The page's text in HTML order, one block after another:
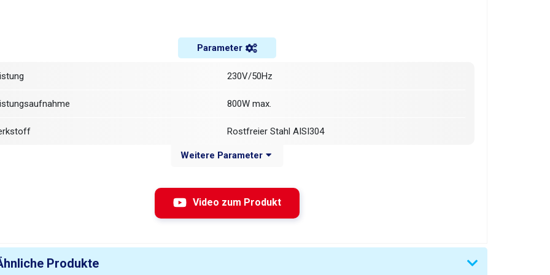
Parameter
230V/50Hz
800W max.
Rostfreier Stahl AISI304
10 - 500g / Charge
0,5 - 2% / abhängig von der Art und Korngröße des
verpackten Materials
Weitere Parameter
Video zum Produkt
Produkte